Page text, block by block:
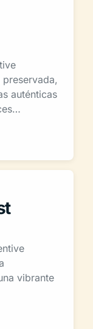
auténticas
vibrante